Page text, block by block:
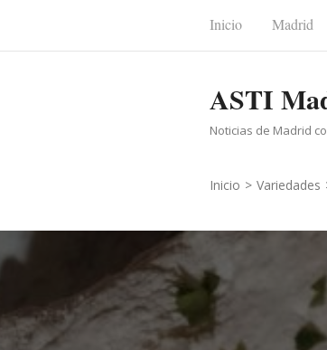
Inicio Madrid
ASTI
Noticias de Madrid
Inicio > Variedades